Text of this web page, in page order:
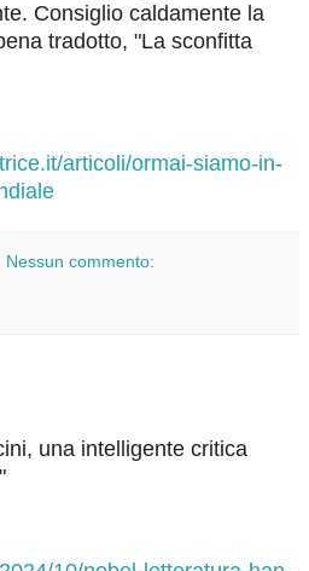
Consiglio caldamente la
tradotto, "La sconfitta
articoli/ormai-siamo-in-
Nessun commento:
una intelligente critica